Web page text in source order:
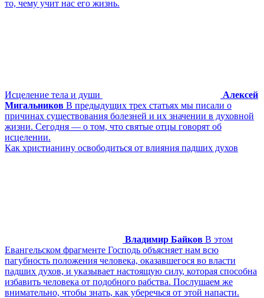
то, чему учит нас его жизнь.
Исцеление тела и души
Алексей
Мигальников В предыдущих трех статьях мы писали о
причинах существования болезней и их значении в духовной
жизни. Сегодня — о том, что святые отцы говорят об
исцелении.
Как христианину освободиться от влияния падших духов
Владимир Байков В этом
Евангельском фрагменте Господь объясняет нам всю
пагубность положения человека, оказавшегося во власти
падших духов, и указывает настоящую силу, которая способна
избавить человека от подобного рабства. Послушаем же
внимательно, чтобы знать, как уберечься от этой напасти.